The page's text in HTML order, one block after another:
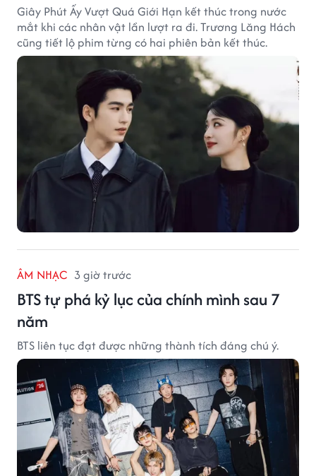
Giây Phút Ấy Vượt Quá Giới Hạn kết thúc trong nước
mắt khi các nhân vật lần lượt ra đi. Trương Lăng Hách
cũng tiết lộ phim từng có hai phiên bản kết thúc.
ÂM NHẠC 3 giờ trước
BTS tự phá kỷ lục của chính mình sau 7
năm
BTS liên tục đạt được những thành tích đáng chú ý.